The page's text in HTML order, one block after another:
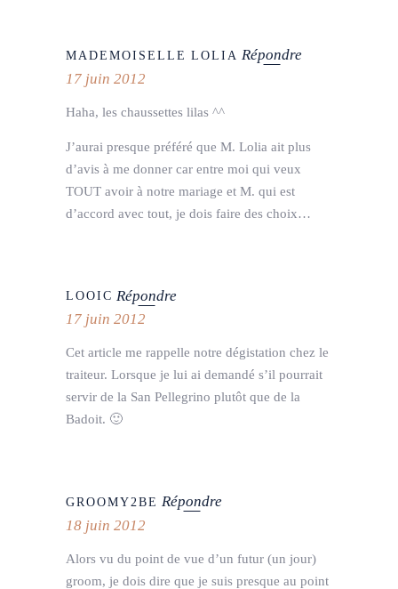
MADEMOISELLE LOLIA Répondre
17 juin 2012
Haha, les chaussettes lilas ^^
J’aurai presque préféré que M. Lolia ait plus
d’avis à me donner car entre moi qui veux
TOUT avoir à notre mariage et M. qui est
d’accord avec tout, je dois faire des choix…
LOOIC Répondre
17 juin 2012
Cet article me rappelle notre dégistation chez le
traiteur. Lorsque je lui ai demandé s’il pourrait
servir de la San Pellegrino plutôt que de la
Badoit. 🙂
GROOMY2BE Répondre
18 juin 2012
Alors vu du point de vue d’un futur (un jour)
groom, je dois dire que je suis presque au point